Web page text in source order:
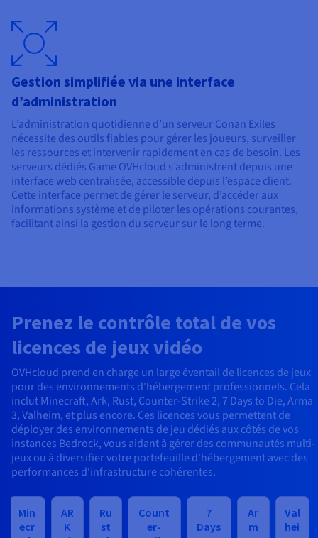
Gestion simplifiée via une interface
d’administration
L’administration quotidienne d’un serveur Conan Exiles
nécessite des outils fiables pour gérer les joueurs, surveiller
les ressources et intervenir rapidement en cas de besoin. Les
serveurs dédiés Game OVHcloud s’administrent depuis une
interface web centralisée, accessible depuis l’espace client.
Cette interface permet de gérer le serveur, d’accéder aux
informations système et de piloter les opérations courantes,
facilitant ainsi la gestion du serveur sur le long terme.
Prenez le contrôle total de vos
licences de jeux vidéo
OVHcloud prend en charge un large éventail de licences de jeux
pour des environnements d'hébergement professionnels. Cela
inclut Minecraft, Ark, Rust, Counter-Strike 2, 7 Days to Die, Arma
3, Valheim, et plus encore. Ces licences vous permettent de
déployer des environnements de jeu dédiés aux côtés de vos
instances Bedrock, vous aidant à gérer des communautés multi-
jeux ou à diversifier votre portefeuille d'hébergement avec des
performances d'infrastructure cohérentes.
Min
ecr
AR
K
Ru
st
Count
er-
7
Days
Ar
m
Val
hei